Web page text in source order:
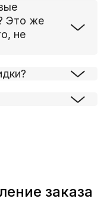
Это же
не
заказа